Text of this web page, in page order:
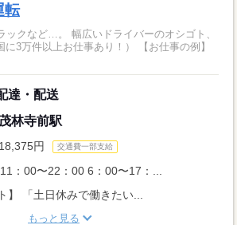
転
ックなど…。 幅広いドライバーのオシゴト、
以上お仕事あり！） 【お仕事の例】
達・配送
林寺前駅
円 交通費一部支給
：00〜22：00 6：00〜17：...
】 「土日休みで働きたい...
もっと見る